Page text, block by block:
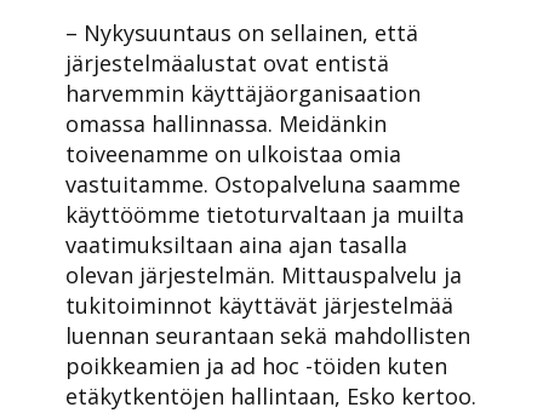
– Nykysuuntaus on sellainen, että
järjestelmäalustat ovat entistä
harvemmin käyttäjäorganisaation
omassa hallinnassa. Meidänkin
toiveenamme on ulkoistaa omia
vastuitamme. Ostopalveluna saamme
käyttöömme tietoturvaltaan ja muilta
vaatimuksiltaan aina ajan tasalla
olevan järjestelmän. Mittauspalvelu ja
tukitoiminnot käyttävät järjestelmää
luennan seurantaan sekä mahdollisten
poikkeamien ja ad hoc -töiden kuten
etäkytkentöjen hallintaan, Esko kertoo.